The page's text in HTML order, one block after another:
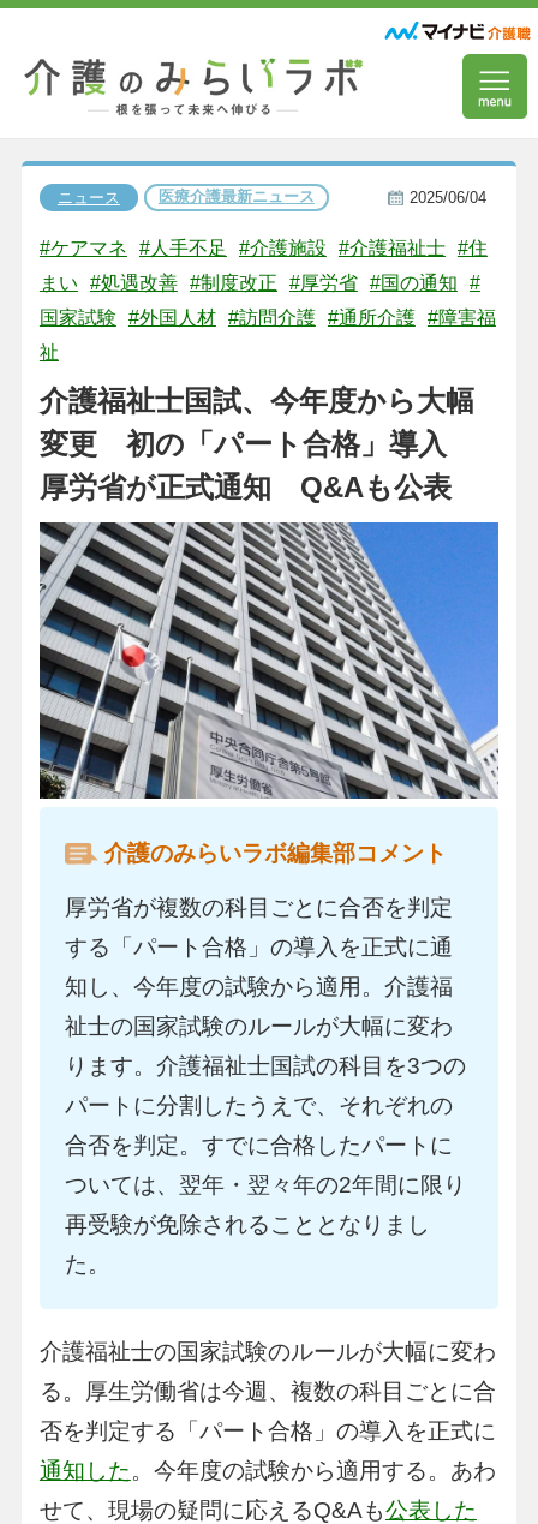
ニュース 医療介護最新ニュース 2025/06/04
#ケアマネ #人手不足 #介護施設 #介護福祉士 #住
まい
#処遇改善 #制度改正 #厚労省 #国の通知
#
国家試験
#外国人材 #訪問介護 #通所介護 #障害福
祉
介護福祉士国試、今年度から大幅
変更 初の「パート合格」導入
厚労省が正式通知 Q&Aも公表
介護のみらいラボ編集部コメント
厚労省が複数の科目ごとに合否を判定
する「パート合格」の導入を正式に通
知し、今年度の試験から適用。介護福
祉士の国家試験のルールが大幅に変わ
ります。介護福祉士国試の科目を3つの
パートに分割したうえで、それぞれの
合否を判定。すでに合格したパートに
ついては、翌年・翌々年の2年間に限り
再受験が免除されることとなりまし
た。
介護福祉士の国家試験のルールが大幅に変わ
る。厚生労働省は今週、複数の科目ごとに合
否を判定する「パート合格」の導入を正式に
通知した。今年度の試験から適用する。あわ
せて、現場の疑問に応えるQ&Aも公表した